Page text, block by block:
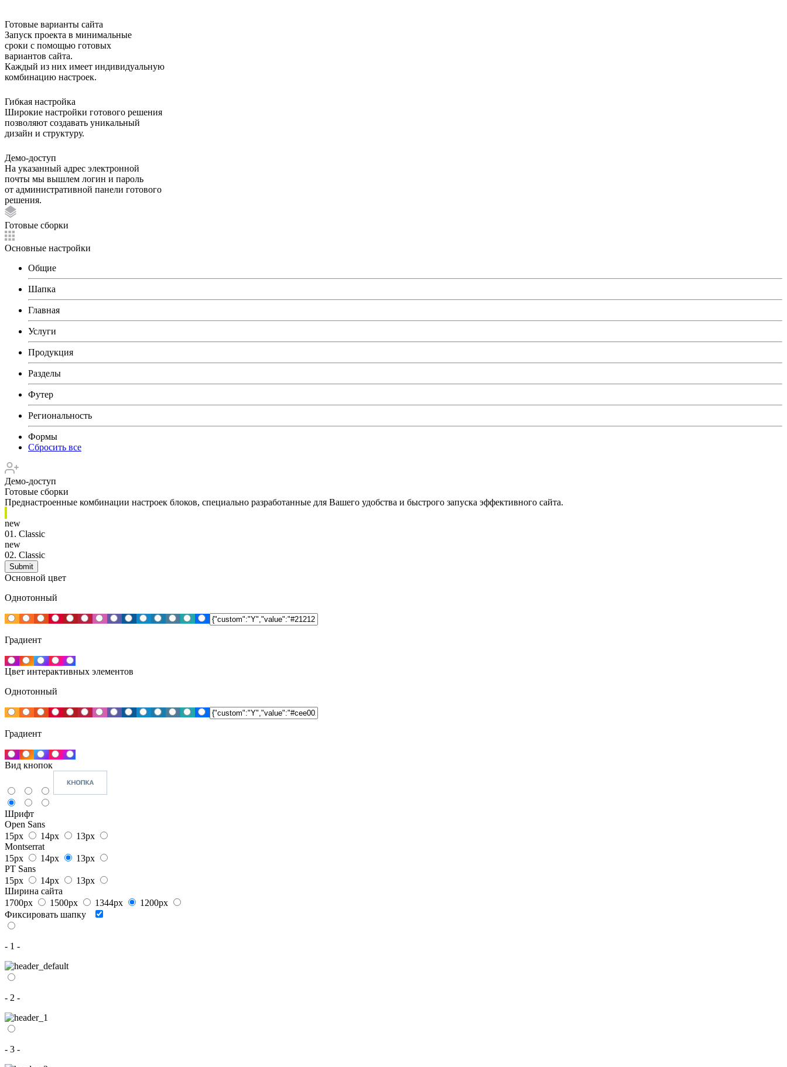
Готовые варианты сайта
Запуск проекта в минимальные
сроки с помощью готовых
вариантов сайта.
Каждый из них имеет индивидуальную
комбинацию настроек.
Гибкая настройка
Широкие настройки готового решения
позволяют создавать уникальный
дизайн и структуру.
Демо-доступ
На указанный адрес электронной
почты мы вышлем логин и пароль
от административной панели готового
решения.
Готовые сборки
Основные настройки
Общие
Шапка
Главная
Услуги
Продукция
Разделы
Футер
Региональность
Формы
Сбросить все
Демо-доступ
Готовые сборки
Преднастроенные комбинации настроек блоков, специально разработанные для Вашего удобства и быстрого запуска эффективного сайта.
new
01. Classic
new
02. Classic
Основной цвет
Однотонный
Градиент
Цвет интерактивных элементов
Однотонный
Градиент
Вид кнопок
Шрифт
Open Sans
15px
14px
13px
Montserrat
15px
14px
13px
PT Sans
15px
14px
13px
Ширина сайта
1700px
1500px 1344px
1200px
Фиксировать шапку
- 1 -
- 2 -
- 3 -